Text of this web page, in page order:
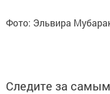
Фото: Эльвира
Следите за